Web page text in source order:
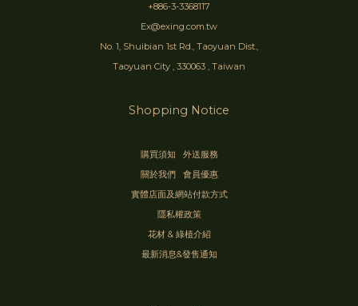
+886-3-3368117
Ex@exing.com.tw
No. 1, Shuibian 1st Rd., Taoyuan Dist.,
Taoyuan City , 330063 , Taiwan
Shopping Notice
購買須知
外送服務
關於我們
會員優惠
實體店面及網站付款方式
隱私權政策
花材 & 綠植介紹
最新消息&發售通知